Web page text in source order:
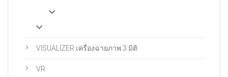
VISUALIZER เครื่องฉายภาพ 3 มิติ
VR